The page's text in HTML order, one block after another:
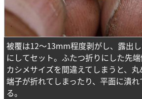
被覆は12～13mm程度剥がし、露出
にしてセット。ふたつ折りにした先端
カシメサイズを間違えてしまうと、
端子が折れてしまったり、平面に潰
る。